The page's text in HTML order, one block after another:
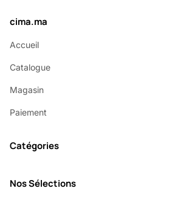
cima.ma
Accueil
Catalogue
Magasin
Paiement
Catégories
Nos Sélections